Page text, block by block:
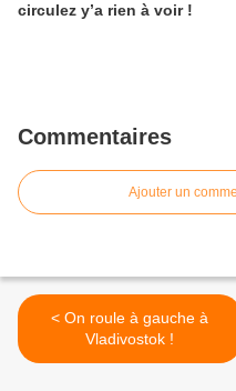
circulez y’a rien à voir !
Commentaires
Ajouter un
< On roule à gauche à
Vladivostok !